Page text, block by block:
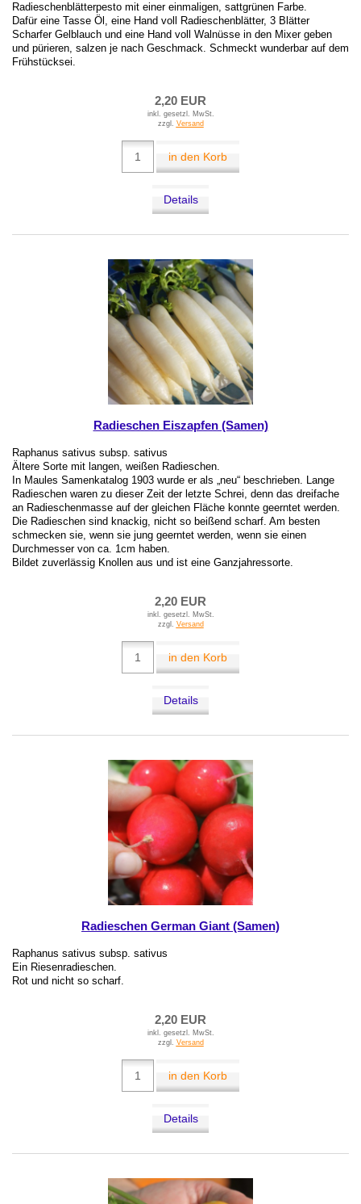
Radieschenblätterpesto mit einer einmaligen, sattgrünen Farbe.
Dafür eine Tasse Öl, eine Hand voll Radieschenblätter, 3 Blätter
Scharfer Gelblauch und eine Hand voll Walnüsse in den Mixer geben
und pürieren, salzen je nach Geschmack. Schmeckt wunderbar auf dem
Frühstücksei.
2,20 EUR
inkl. gesetzl. MwSt.
zzgl. Versand
in den Korb
Details
Radieschen Eiszapfen (Samen)
Raphanus sativus subsp. sativus
Ältere Sorte mit langen, weißen Radieschen.
In Maules Samenkatalog 1903 wurde er als „neu“ beschrieben. Lange
Radieschen waren zu dieser Zeit der letzte Schrei, denn das dreifache
an Radieschenmasse auf der gleichen Fläche konnte geerntet werden.
Die Radieschen sind knackig, nicht so beißend scharf. Am besten
schmecken sie, wenn sie jung geerntet werden, wenn sie einen
Durchmesser von ca. 1cm haben.
Bildet zuverlässig Knollen aus und ist eine Ganzjahressorte.
2,20 EUR
inkl. gesetzl. MwSt.
zzgl. Versand
in den Korb
Details
Radieschen German Giant (Samen)
Raphanus sativus subsp. sativus
Ein Riesenradieschen.
Rot und nicht so scharf.
2,20 EUR
inkl. gesetzl. MwSt.
zzgl. Versand
in den Korb
Details